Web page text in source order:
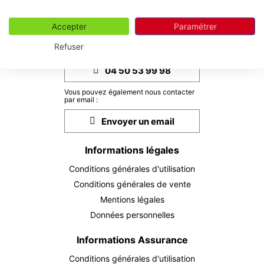
Informations de contact
Vous pouvez nous contacter du lundi au
vendredi de 10h à 12h30 et de 14h à 17h.
04 50 53 99 98
Vous pouvez également nous contacter
par email :
Envoyer un email
Informations légales
Conditions générales d'utilisation
Conditions générales de vente
Mentions légales
Données personnelles
Informations Assurance
Conditions générales d'utilisation
Accepter Paramétrer
Refuser